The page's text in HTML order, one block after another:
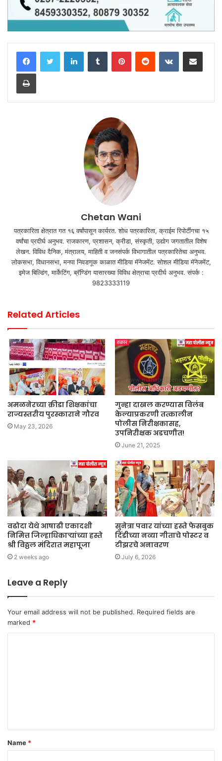
LinkedInTumblr PinterestReddit VKontakteShare via Email
Print
Chetan Wani
पत्रकारिता क्षेत्रात गत १६ वर्षांपासून कार्यरत. शोध पत्रकारिता, क्राईम रिपोर्टींगचा १५
वर्षांचा प्रदीर्घ अनुभव. राजकारण, प्रशासन, क्रीडा, संस्कृती, उद्योग जगतातील विशेष
लेखन. विविध दैनिक, मंत्रालय, माहिती व जनसंपर्क विभागातील पत्रकारितेचा अनुभव.
लोकसभा, विधानसभा, मनपा निवडणूक काळात मीडिया मॅनेजमेंट. सोशल मीडिया मॅनेजमेंट,
इमेज बिल्डिंग, मार्केटिंग, ब्रॅण्डिंग यासारख्या विविध क्षेत्राचा प्रदीर्घ अनुभव. संपर्क :
9823333119
Related Articles
अमळनेरच्या क्रीडा शिक्षकांचा
राज्यस्तरीय पुरस्काराने गौरव
May 23, 2026
गुन्हा दाखल करण्यास विलंब
केल्याप्रकरणी तत्कालीन
पोलीस निरीक्षकासह,
उपनिरीक्षक अडचणीत!
June 21, 2025
वढोदा येथे आषाढी एकादशी
निमित्त जिल्हाधिकाऱ्यांच्या हस्ते
श्री विठ्ठल मंदिरात महापूजा
2 weeks ago
सुनेत्रा पवार यांच्या हस्ते फेसबुक
दिंडीच्या नव्या गीताचे पोस्टर व
टीझरचे अनावरण
July 6, 2026
Leave a Reply
Your email address will not be published. Required fields are
marked *
t
*
Name *